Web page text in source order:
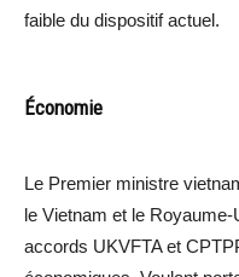
faible du dispositif actuel.
Économie
Le Premier ministre
le Vietnam et le
accords UKVFTA et